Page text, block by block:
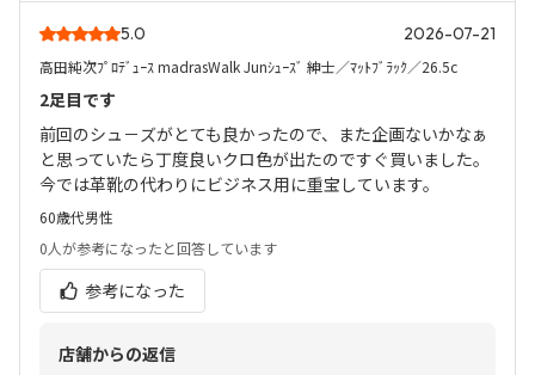
5.0 2026-07-21
高田純次ﾌﾟﾛﾃﾞｭｰｽ madrasWalk Junｼｭｰｽﾞ 紳士／ﾏｯﾄﾌﾞﾗｯｸ／26.5c
2足目です
前回のシュ－ズがとても良かったので、また企画ないかなぁ
と思っていたら丁度良いクロ色が出たのですぐ買いました。
今では革靴の代わりにビジネス用に重宝しています。
60歳代男性
0人が参考になったと回答しています
参考になった
店舗からの返信